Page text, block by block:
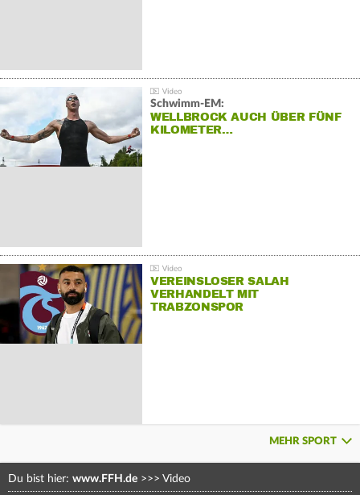
Schwimm-EM:
WELLBROCK AUCH ÜBER FÜNF
KILOMETER…
VEREINSLOSER SALAH
VERHANDELT MIT
TRABZONSPOR
MEHR SPORT
Du bist hier: www.FFH.de >>> Video